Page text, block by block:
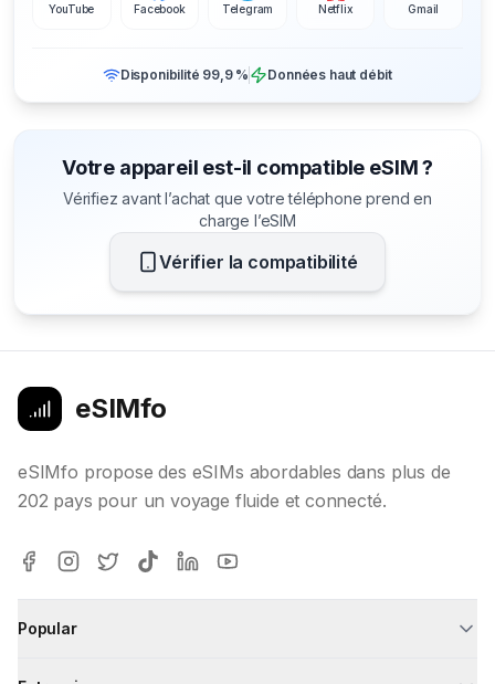
YouTube Facebook Telegram Netflix Gmail
Disponibilité 99,9 % Données haut débit
Votre appareil est-il compatible eSIM ?
Vérifiez avant l’achat que votre téléphone prend en
charge l’eSIM
Vérifier la compatibilité
eSIMfo
eSIMfo propose des eSIMs abordables dans plus de
202 pays pour un voyage fluide et connecté.
Popular